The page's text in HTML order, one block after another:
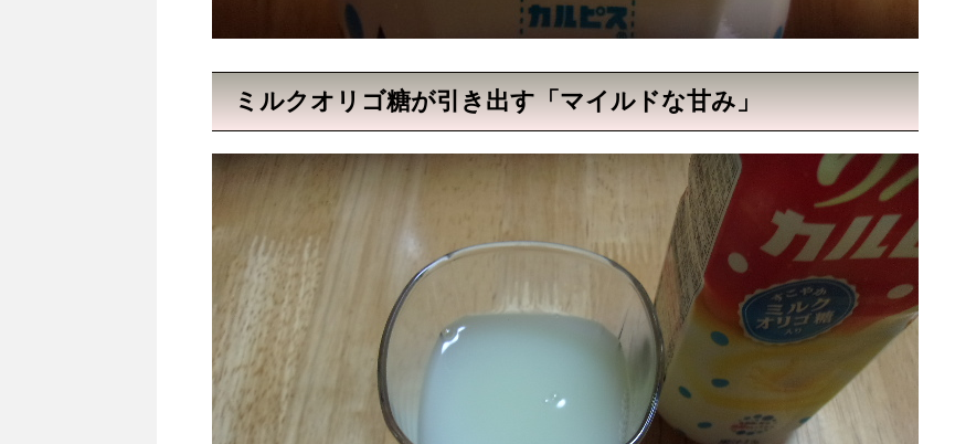
ミルクオリゴ糖が引き出す「マイルドな甘み」